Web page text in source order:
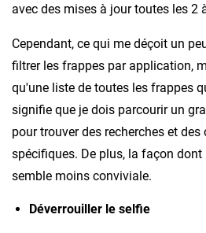
avec des mises à jour toutes les 2
Cependant, ce qui me déçoit un
filtrer les frappes par application,
qu'une liste de toutes les frappes
signifie que je dois parcourir un
pour trouver des recherches et
spécifiques. De plus, la façon
semble moins conviviale.
Déverrouiller le selfie